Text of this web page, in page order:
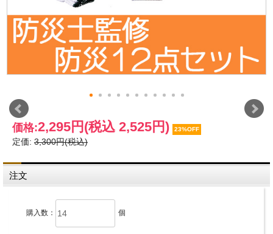
価格:2,295円 (税込 2,525円) 23%OFF
定価: 3,300円(税込)
注文
購入数： 個